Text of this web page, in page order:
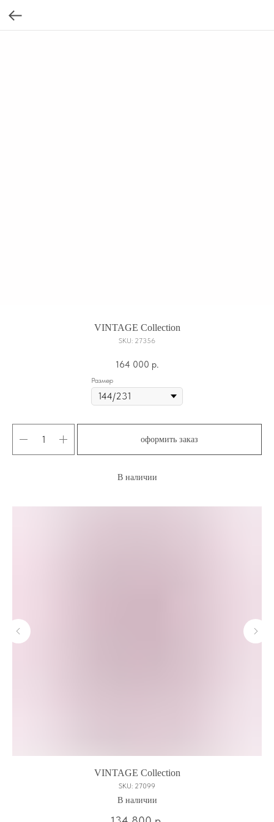
VINTAGE Collection
SKU: 27356
164 000 р.
Размер
оформить заказ
В наличии
VINTAGE Сollection
SKU: 27099
В наличии